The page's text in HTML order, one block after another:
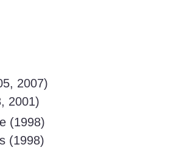
2007)
2001)
(1998)
(1998)